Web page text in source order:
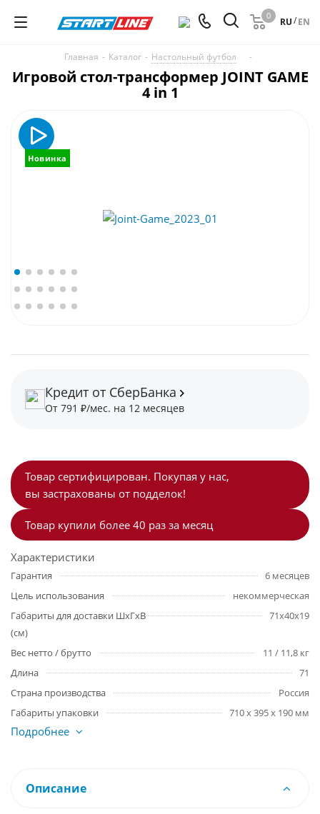
0
RU/EN
Главная - Каталог - Настольный футбол -
Игровой стол-трансформер JOINT GAME
4 in 1
Новинка
Товар сертифицирован. Покупая у нас,
вы застрахованы от подделок!
Товар купили более 40 раз за месяц
Характеристики
Гарантия
6 месяцев
Цель использования
некоммерческая
Габариты для доставки ШхГхВ
(см)
71х40х19
Вес нетто / брутто
11 / 11,8 кг
Длина
71
Страна производства
Россия
Габариты упаковки
710 x 395 x 190 мм
Подробнее
Кредит от СберБанка
От 791 ₽/мес. на 12 месяцев
Описание